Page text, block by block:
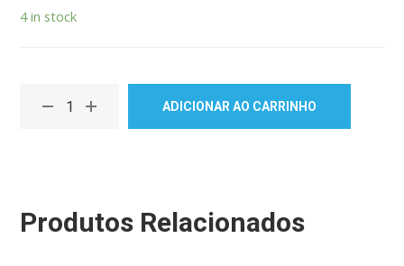
4 in stock
ADICIONAR AO CARRINHO
Produtos Relacionados